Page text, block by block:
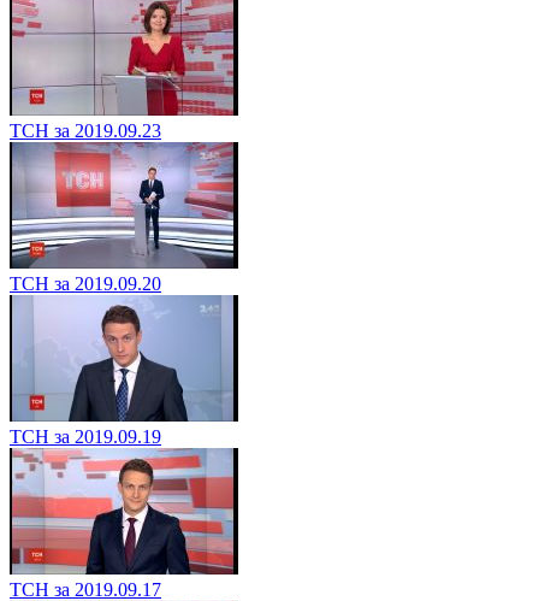
ТСН за 2019.09.23
ТСН за 2019.09.20
ТСН за 2019.09.19
ТСН за 2019.09.17